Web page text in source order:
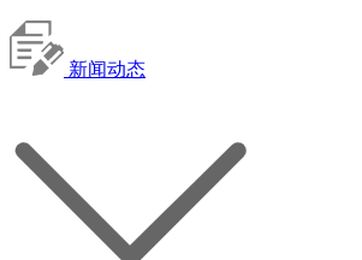
新闻动态